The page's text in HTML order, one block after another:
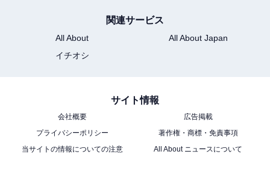
ング！ 2位「杉並区」、1位は？【2025年最
新】
1
関連サービス
All About
All About Japan
イチオシ
サイト情報
会社概要
広告掲載
プライバシーポリシー
著作権・商標・免責事項
当サイトの情報についての注意
All About ニュースについて